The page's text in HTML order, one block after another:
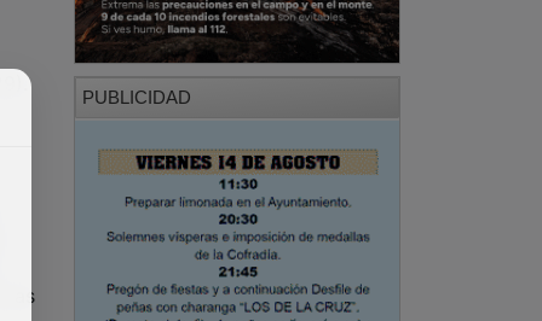
las
PUBLICIDAD